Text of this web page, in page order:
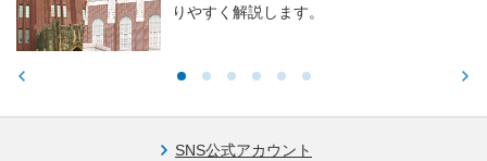
りやすく解説します。
SNS公式アカウント